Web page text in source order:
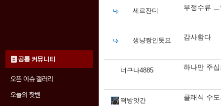
공통 커뮤니티
오픈 이슈 갤러리
오늘의 핫벤
세르잔디 부정수류
생냥짱인듯요 감사함다
너구나4885 하나만 주
떡방앗간 클래식 수